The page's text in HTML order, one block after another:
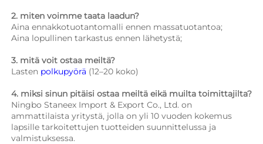
2. miten voimme taata laadun?
Aina ennakkotuotantomalli ennen massatuotantoa;
Aina lopullinen tarkastus ennen lähetystä;
3. mitä voit ostaa meiltä?
Lasten polkupyörä (12–20 koko)
Ningbo Staneex Import & Export Co., Ltd. on
ammattilaista yritystä, jolla on yli 10 vuoden kokemus
lapsille tarkoitettujen tuotteiden suunnittelussa ja
valmistuksessa.